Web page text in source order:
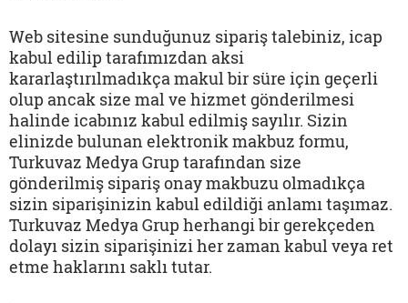
Web sitesine sunduğunuz sipariş talebiniz, icap
kabul edilip tarafımızdan aksi
kararlaştırılmadıkça makul bir süre için geçerli
olup ancak size mal ve hizmet gönderilmesi
halinde icabınız kabul edilmiş sayılır. Sizin
elinizde bulunan elektronik makbuz formu,
Turkuvaz Medya Grup tarafından size
gönderilmiş sipariş onay makbuzu olmadıkça
sizin siparişinizin kabul edildiği anlamı taşımaz.
Turkuvaz Medya Grup herhangi bir gerekçeden
dolayı sizin siparişinizi her zaman kabul veya ret
etme haklarını saklı tutar.